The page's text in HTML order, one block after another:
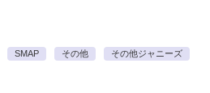
SMAP その他
その他ジャニーズ